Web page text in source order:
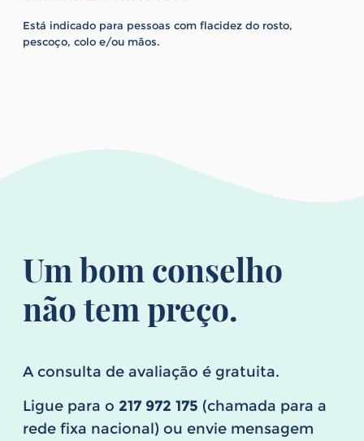
Está indicado para pessoas com flacidez do rosto,
pescoço, colo e/ou mãos.
Um bom conselho
não tem preço.
A consulta de avaliação é gratuita.
Ligue para o 217 972 175 (chamada para a
rede fixa nacional) ou envie mensagem